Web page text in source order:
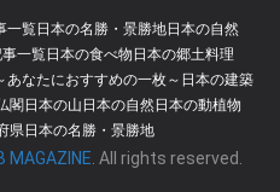
一覧日本の名勝・景勝地日本の自然
一覧日本の食べ物 日本の郷土料理
なたにおすすめの一枚～ 日本の建築
閣日本の山 日本の自然日本の動植物
県 日本の名勝・景勝地
MAGAZINE . All rights reserved.